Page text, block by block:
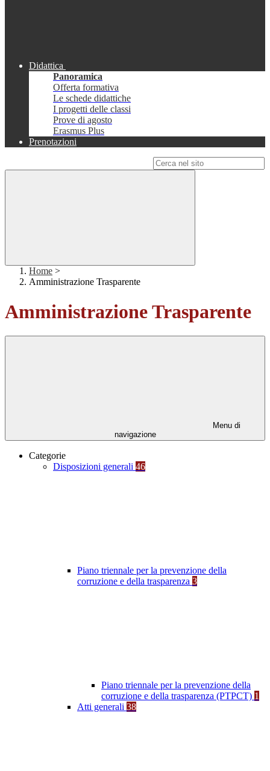
Didattica
Panoramica
Offerta formativa
Le schede didattiche
I progetti delle classi
Prove di agosto
Erasmus Plus
Prenotazioni
Home >
Amministrazione Trasparente
Amministrazione Trasparente
Menu di
navigazione
Categorie
Disposizioni generali 46
Piano triennale per la prevenzione della
corruzione e della trasparenza 3
Piano triennale per la prevenzione della
corruzione e della trasparenza (PTPCT) 1
Atti generali 38